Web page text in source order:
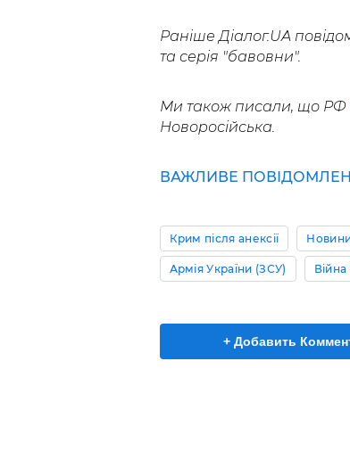
Раніше Діалог.UA
та серія "бавовни".
Ми також писали, що РФ
Новоросійська.
ВАЖЛИВЕ
Крим після анексії
Армія України (ЗСУ)
+ Добавить